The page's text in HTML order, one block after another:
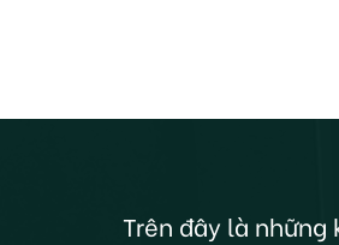
Trên đây là